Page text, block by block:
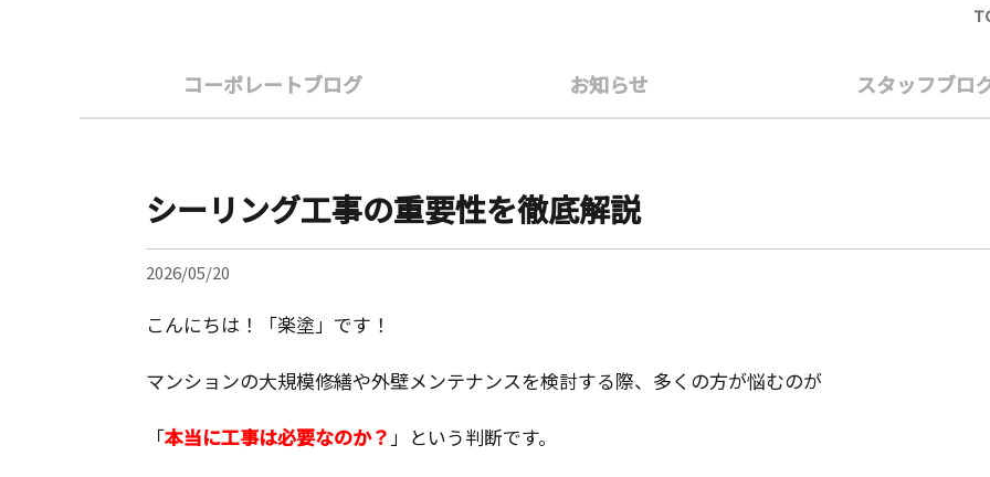
コーポレートブログ お知らせ スタッフブロ
シーリング工事の重要性を徹底解説
2026/05/20
こんにちは！「楽塗」です！
マンションの大規模修繕や外壁メンテナンスを検討する際、多くの方が悩むのが
「本当に工事は必要なのか？ 」という判断です。